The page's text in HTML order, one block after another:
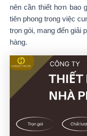
nên cần thiết hơn bao
tiên phong trong việc
trọn gói, mang đến giải
hàng.